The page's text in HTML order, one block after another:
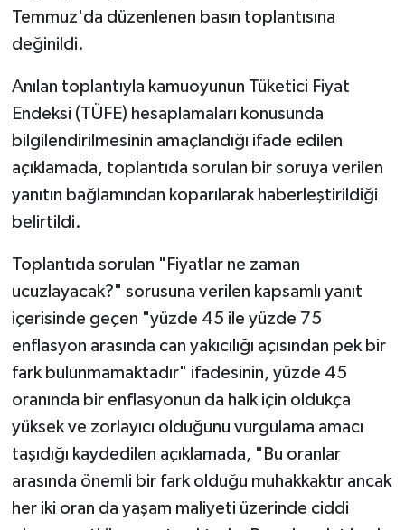
Temmuz'da düzenlenen basın toplantısına
değinildi.
Anılan toplantıyla kamuoyunun Tüketici Fiyat
Endeksi (TÜFE) hesaplamaları konusunda
bilgilendirilmesinin amaçlandığı ifade edilen
açıklamada, toplantıda sorulan bir soruya verilen
yanıtın bağlamından koparılarak haberleştirildiği
belirtildi.
Toplantıda sorulan "Fiyatlar ne zaman
ucuzlayacak?" sorusuna verilen kapsamlı yanıt
içerisinde geçen "yüzde 45 ile yüzde 75
enflasyon arasında can yakıcılığı açısından pek bir
fark bulunmamaktadır" ifadesinin, yüzde 45
oranında bir enflasyonun da halk için oldukça
yüksek ve zorlayıcı olduğunu vurgulama amacı
taşıdığı kaydedilen açıklamada, "Bu oranlar
arasında önemli bir fark olduğu muhakkaktır ancak
her iki oran da yaşam maliyeti üzerinde ciddi
Çorum Müftülüğü
Diyarbakır Müftülüğü
Düzce Müftülüğü
Edirne Müftülüğü
Erzincan Müftülüğü
Erzurum Müftülüğü
Eskişehir Müftülüğü
Gaziantep Müftülüğü
Giresun Müftülüğü
Gümüşhane Müftülüğü
Biyografiler
İhtida Haberleri
YAŞAM